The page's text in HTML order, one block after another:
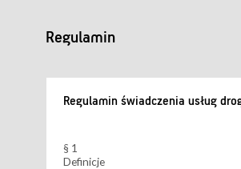
Regulamin
Regulamin świadczenia usług
§ 1
Definicje